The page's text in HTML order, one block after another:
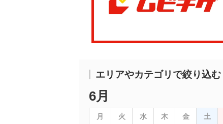
エリアやカテゴリで絞り込む
6月
月 火 水 木 金 土